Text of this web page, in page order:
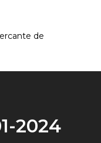
2024